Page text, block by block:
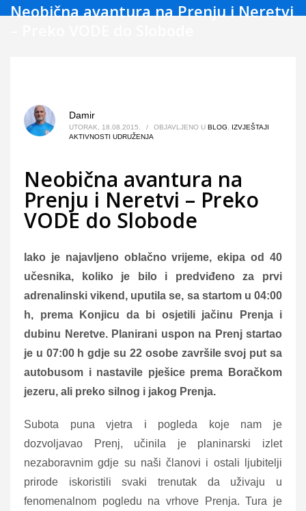
Neobična avantura na Prenju i Neretvi
Damir
UTORAK, 18.08.2015. / OBJAVLJENO U BLOG
IZVJEŠTAJI
AKTIVNOSTI UDRUŽENJA
Neobična avantura na
Prenju i Neretvi – Preko
VODE do Slobode
Iako je najavljeno oblačno vrijeme, ekipa od 40
učesnika, koliko je bilo i predviđeno za prvi
adrenalinski vikend, uputila se, sa startom u 04:00
h, prema Konjicu da bi osjetili jačinu Prenja i
dubinu Neretve. Planirani uspon na Prenj startao
je u 07:00 h gdje su 22 osobe završile svoj put sa
autobusom i nastavile pješice prema Boračkom
jezeru, ali preko silnog i jakog Prenja.
Subota puna vjetra i pogleda koje nam je
dozvoljavao Prenj, učinila je planinarski izlet
nezaboravnim gdje su naši članovi i ostali ljubitelji
prirode iskoristili svaki trenutak da uživaju u
fenomenalnom pogledu na vrhove Prenja. Tura je